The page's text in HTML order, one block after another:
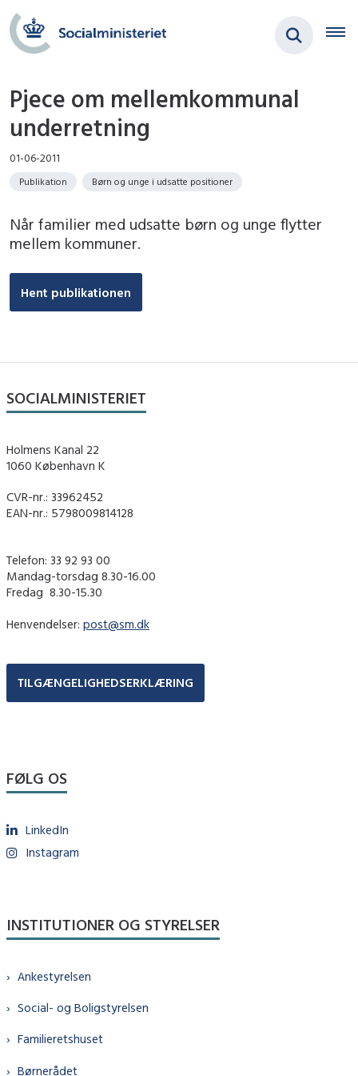
Pjece om mellemkommunal
underretning
01-06-2011
Publikation Børn og unge i udsatte positioner
Når familier med udsatte børn og unge flytter
mellem kommuner.
Hent publikationen
SOCIALMINISTERIET
Holmens Kanal 22
1060 København K
CVR-nr.: 33962452
EAN-nr.: 5798009814128
Telefon: 33 92 93 00
Mandag-torsdag 8.30-16.00
Fredag ​ 8.30-15.30
Henvendelser: post@sm.dk
TILGÆNGELIGHEDSERKLÆRING
FØLG OS
LinkedIn
Instagram
INSTITUTIONER OG STYRELSER
Ankestyrelsen
Social- og Boligstyrelsen
Familieretshuset
Børnerådet